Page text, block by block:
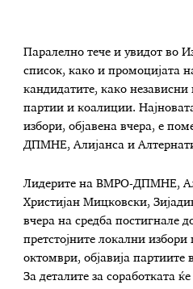
Паралелно тече и увидот во
список, како и промоцијата
кандидатите, како
партии и коалиции.
избори, објавена вчера, е
ДПМНЕ, Алијанса и
Лидерите на ВМРО-ДПМНЕ,
Христијан Мицковски,
вчера на средба постигнале
претстојните локални
октомври, објавија партиите
За деталите за соработката